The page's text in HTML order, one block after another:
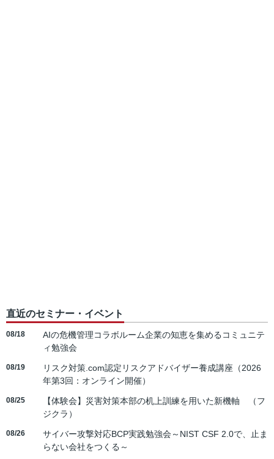
直近のセミナー・イベント
08/18
AIの危機管理コラボルーム企業の知恵を集めるコミュニテ
ィ勉強会
08/19
リスク対策.com認定リスクアドバイザー養成講座（2026
年第3回：オンライン開催）
08/25
【体験会】災害対策本部の机上訓練を用いた新機軸 （フ
ジクラ）
08/26
サイバー攻撃対応BCP実践勉強会～NIST CSF 2.0で、止ま
らない会社をつくる～